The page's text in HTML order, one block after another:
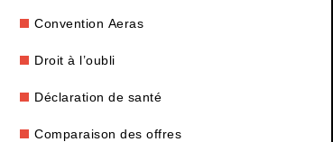
Convention Aeras
Droit à l’oubli
Déclaration de santé
Comparaison des offres